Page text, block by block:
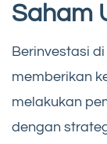
Saham
Berinvestasi
memberikan
melakukan
dengan